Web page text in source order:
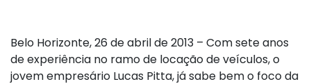
Belo Horizonte, 26 de abril de 2013 – Com sete anos
de experiência no ramo de locação de veículos, o
jovem empresário Lucas Pitta, já sabe bem o foco da